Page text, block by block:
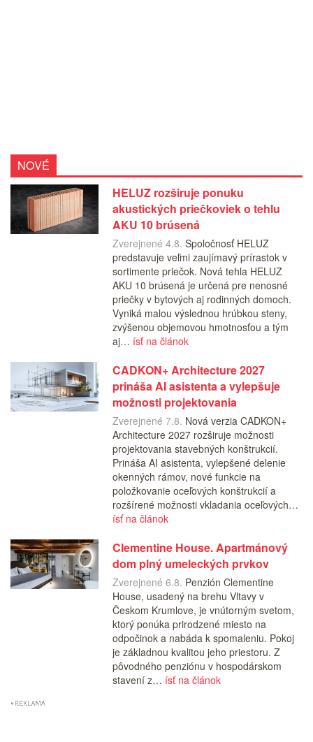
NOVÉ
HELUZ rozširuje ponuku
akustických priečkoviek o tehlu
AKU 10 brúsená
Zverejnené 4.8. Spoločnosť HELUZ
predstavuje veľmi zaujímavý prírastok v
sortimente priečok. Nová tehla HELUZ
AKU 10 brúsená je určená pre nenosné
priečky v bytových aj rodinných domoch.
Vyniká malou výslednou hrúbkou steny,
zvýšenou objemovou hmotnosťou a tým
aj… ísť na článok
CADKON+ Architecture 2027
prináša AI asistenta a vylepšuje
možnosti projektovania
Zverejnené 7.8. Nová verzia CADKON+
Architecture 2027 rozširuje možnosti
projektovania stavebných konštrukcií.
Prináša AI asistenta, vylepšené delenie
okenných rámov, nové funkcie na
položkovanie oceľových konštrukcií a
rozšírené možnosti vkladania oceľových…
ísť na článok
Clementine House. Apartmánový
dom plný umeleckých prvkov
Zverejnené 6.8. Penzión Clementine
House, usadený na brehu Vltavy v
Českom Krumlove, je vnútorným svetom,
ktorý ponúka prirodzené miesto na
odpočinok a nabáda k spomaleniu. Pokoj
je základnou kvalitou jeho priestoru. Z
pôvodného penziónu v hospodárskom
stavení z… ísť na článok